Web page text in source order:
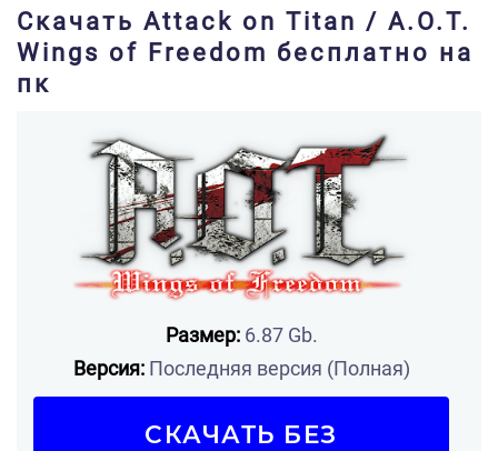
Скачать Attack on Titan / A.O.T.
Wings of Freedom бесплатно на
пк
Размер:6.87 Gb.
Версия:Последняя версия (Полная)
СКАЧАТЬ БЕЗ